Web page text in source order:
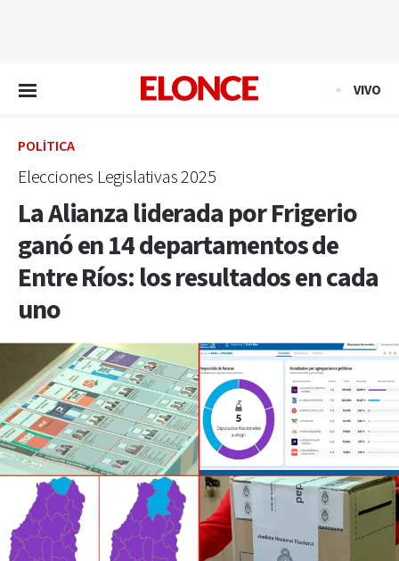
VIVO
POLÍTICA
Elecciones Legislativas 2025
La Alianza liderada por Frigerio
ganó en 14 departamentos de
Entre Ríos: los resultados en cada
uno